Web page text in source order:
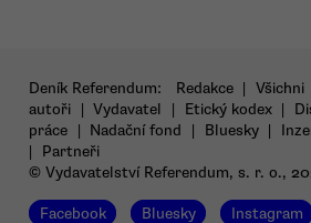
Deník Referendum: Redakce | Všichni
autoři | Vydavatel | Etický kodex |
práce | Nadační fond | Bluesky |
|
Partneři
© Vydavatelství Referendum, s. r. o.,
Facebook Bluesky Instagram